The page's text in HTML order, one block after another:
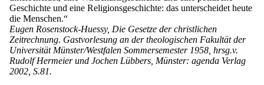
Geschichte und eine Religionsgeschichte: das unterscheidet heute
die Menschen.“
Eugen Rosenstock-Huessy, Die Gesetze der christlichen
Zeitrechnung. Gastvorlesung an der theologischen Fakultät der
Universität Münster/Westfalen Sommersemester 1958, hrsg.v.
Rudolf Hermeier und Jochen Lübbers, Münster: agenda Verlag
2002, S.81.